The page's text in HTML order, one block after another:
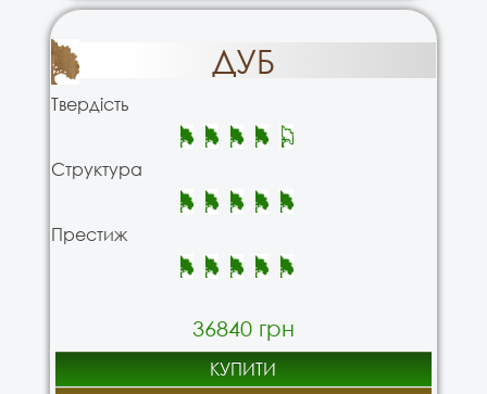
ДУБ
Твердість
Структура
Престиж
36840 грн
КУПИТИ